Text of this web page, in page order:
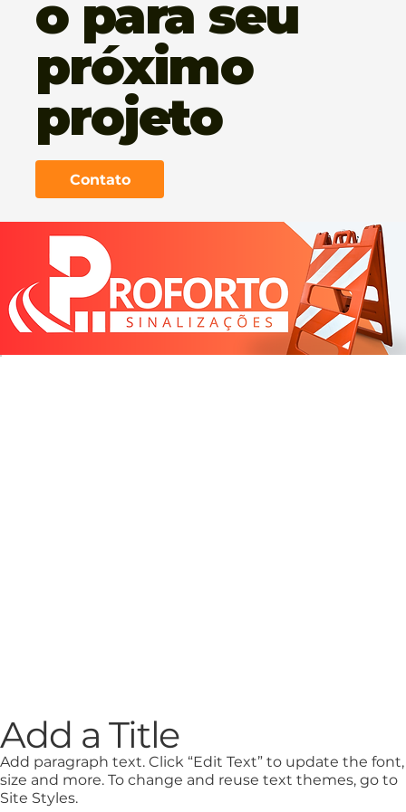
o para seu
próximo
projeto
Contato
Add a Title
Add paragraph text. Click “Edit Text” to update the font,
size and more. To change and reuse text themes, go to
Site Styles.